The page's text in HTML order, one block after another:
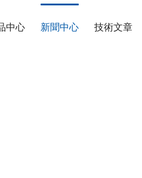
中心 新聞中心 技術文章